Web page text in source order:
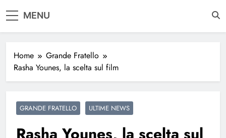
MENU
Home
Grande Fratello
Rasha Younes, la scelta sul film
GRANDE FRATELLO ULTIME NEWS
Rasha Younes, la scelta sul